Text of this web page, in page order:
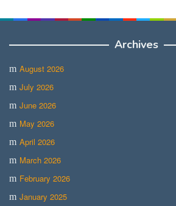
Archives
August 2026
July 2026
June 2026
May 2026
April 2026
March 2026
February 2026
January 2025